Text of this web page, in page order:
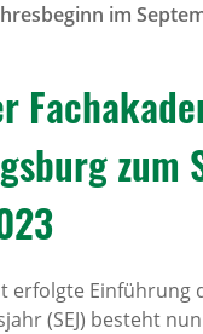
im
erfolgte Einführung
(SEJ) besteht